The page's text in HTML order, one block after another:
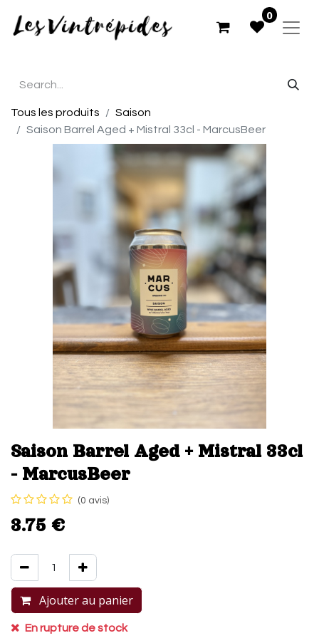
0
Tous les produits
Saison
Saison Barrel Aged + Mistral 33cl - MarcusBeer
Saison Barrel Aged + Mistral 33cl
- MarcusBeer
(0 avis)
3.75 €
Ajouter au panier
En rupture de stock